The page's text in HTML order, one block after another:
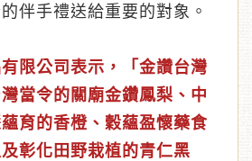
伴手禮送給重要的對象。
限公司表示，「金讚台灣
當令的關廟金鑽鳳梨、中
育的香橙、穀蘊盈懷藥食
彰化田野栽植的青仁黑